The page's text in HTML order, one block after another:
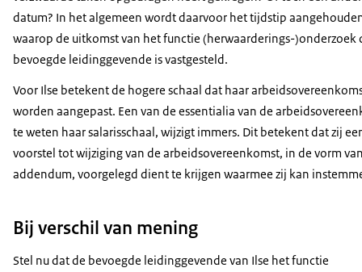
datum? In het algemeen wordt daarvoor het tijdstip
waarop de uitkomst van het functie (herwaarderings-)onderzoek
bevoegde leidinggevende is vastgesteld.
Voor Ilse betekent de hogere schaal dat haar
worden aangepast. Een van de essentialia van de
te weten haar salarisschaal, wijzigt immers. Dit betekent dat zij
voorstel tot wijziging van de arbeidsovereenkomst, in de vorm
addendum, voorgelegd dient te krijgen waarmee zij kan
Bij verschil van mening
Stel nu dat de bevoegde leidinggevende van Ilse het functie